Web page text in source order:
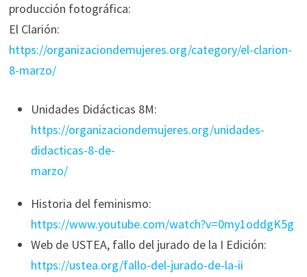
producción fotográfica:
El Clarión:
https://organizaciondemujeres.org/category/el-clarion-
8-marzo/
Unidades Didácticas 8M:
https://organizaciondemujeres.org/unidades-
didacticas-8-de-
marzo/
Historia del feminismo:
https://www.youtube.com/watch?v=0my1oddgK5g
Web de USTEA, fallo del jurado de la I Edición:
https://ustea.org/fallo-del-jurado-de-la-ii